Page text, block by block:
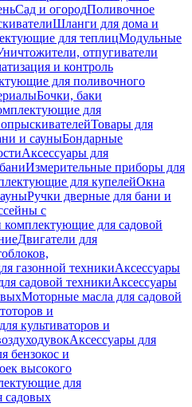
Сад и огородПоливочное
Шланги для дома и
для теплицМодульные
отпугиватели
и контроль
для поливочного
Бочки, баки
для
Товары для
и сауныБондарные
Аксессуары для
Измерительные приборы для
для купелейОкна
Ручки дверные для бани и
с
комплектующие для садовой
Двигатели для
газонной техникиАксессуары
садовой техникиАксессуары
Моторные масла для садовой
и
культиваторов и
Аксессуары для
бензокос и
высокого
для
садовых